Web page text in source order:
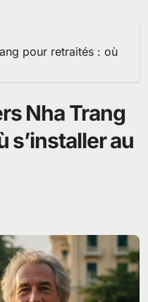
pour retraités : où
Nha Trang
s’installer au